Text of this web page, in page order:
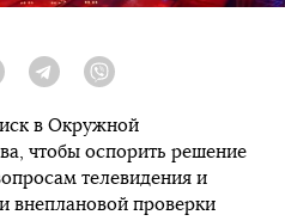
Twitter Telegram
в Окружной
чтобы оспорить решение
телевидения и
внеплановой проверки